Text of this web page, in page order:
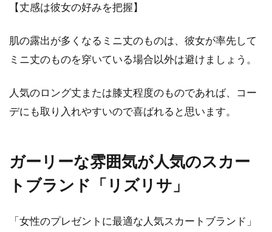
集！冬におすすめコーデ
ートの行...
今シャツにスカーフを合わせるレデ
ィースコーデがトレンド！
レディースのシャツコーデは、時として首元に
【丈感は彼女の好みを把握】
肌の露出が多くなるミニ丈のものは、彼女が率先して
ミニ丈のものを穿いている場合以外は避けましょう。
人気のロング丈または膝丈程度のものであれば、コー
デにも取り入れやすいので喜ばれると思います。
ガーリーな雰囲気が人気のスカー
トブランド「リズリサ」
「女性のプレゼントに最適な人気スカートブランド」